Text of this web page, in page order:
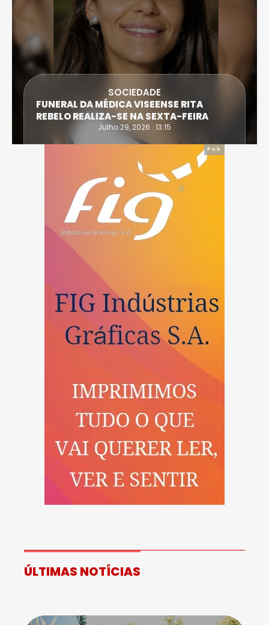
SOCIEDADE
FUNERAL DA MÉDICA VISEENSE RITA
REBELO REALIZA-SE NA SEXTA-FEIRA
Julho 29, 2026 . 13:15
Pub
ÚLTIMAS NOTÍCIAS